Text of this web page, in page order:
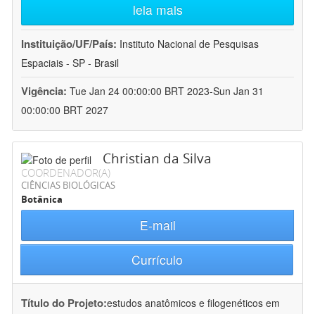
leia mais
Instituição/UF/País: Instituto Nacional de Pesquisas
Espaciais - SP - Brasil
Vigência: Tue Jan 24 00:00:00 BRT 2023-Sun Jan 31
00:00:00 BRT 2027
Christian da Silva
COORDENADOR(A)
CIÊNCIAS BIOLÓGICAS
Botânica
E-mail
Currículo
Título do Projeto:estudos anatômicos e filogenéticos em